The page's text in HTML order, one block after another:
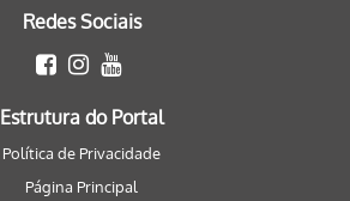
Redes Sociais
Estrutura do Portal
Política de Privacidade
Página Principal